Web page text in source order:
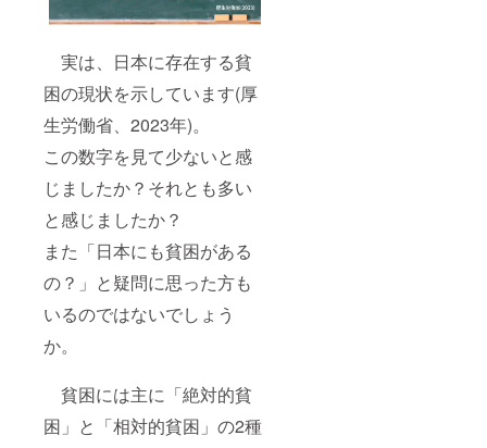
実は、日本に存在する貧
困の現状を示しています(厚
生労働省、2023年)。
この数字を見て少ないと感
じましたか？それとも多い
と感じましたか？
また「日本にも貧困がある
の？」と疑問に思った方も
いるのではないでしょう
か。
貧困には主に「絶対的貧
困」と「相対的貧困」の2種